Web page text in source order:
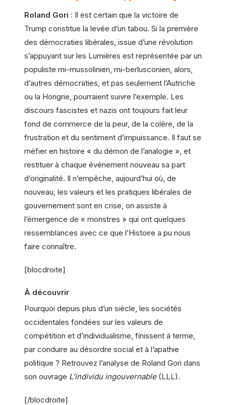
Roland Gori : Il est certain que la victoire de
Trump constitue la levée d’un tabou. Si la première
des démocraties libérales, issue d’une révolution
s’appuyant sur les Lumières est représentée par un
populiste mi-mussolinien, mi-berlusconien, alors,
d’autres démocraties, et pas seulement l’Autriche
ou la Hongrie, pourraient suivre l’exemple. Les
discours fascistes et nazis ont toujours fait leur
fond de commerce de la peur, de la colère, de la
frustration et du sentiment d’impuissance. Il faut se
méfier en histoire « du démon de l’analogie », et
restituer à chaque événement nouveau sa part
d’originalité. Il n’empêche, aujourd’hui où, de
nouveau, les valeurs et les pratiques libérales de
gouvernement sont en crise, on assiste à
l’émergence de « monstres » qui ont quelques
ressemblances avec ce que l’Histoire a pu nous
faire connaître.
[blocdroite]
À découvrir
Pourquoi depuis plus d’un siècle, les sociétés
occidentales fondées sur les valeurs de
compétition et d’individualisme, finissent à terme,
par conduire au désordre social et à l’apathie
politique ? Retrouvez l’analyse de Roland Gori dans
son ouvrage L’individu ingouvernable (LLL).
[/blocdroite]